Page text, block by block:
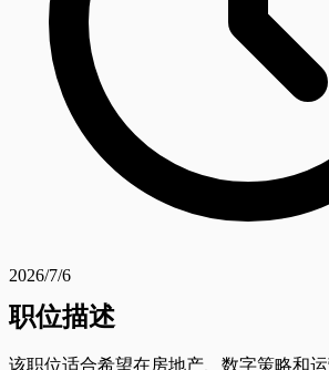
2026/7/6
职位描述
该职位适合希望在房地产、数字策略和运